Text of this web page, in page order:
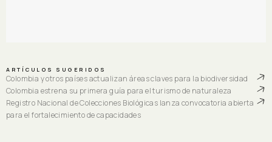
ARTÍCULOS SUGERIDOS
Colombia y otros países actualizan áreas claves para la biodiversidad
Colombia estrena su primera guía para el turismo de naturaleza
Registro Nacional de Colecciones Biológicas lanza convocatoria abierta
para el fortalecimiento de capacidades